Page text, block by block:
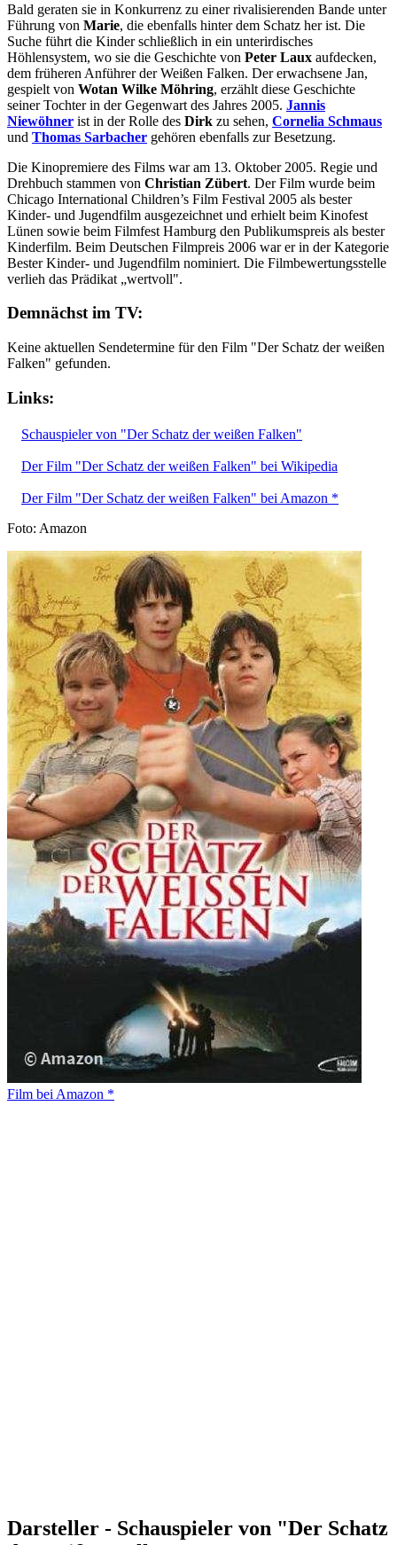
Bald geraten sie in Konkurrenz zu einer rivalisierenden Bande unter
Führung von Marie, die ebenfalls hinter dem Schatz her ist. Die
Suche führt die Kinder schließlich in ein unterirdisches
Höhlensystem, wo sie die Geschichte von Peter Laux aufdecken,
dem früheren Anführer der Weißen Falken. Der erwachsene Jan,
gespielt von Wotan Wilke Möhring, erzählt diese Geschichte
seiner Tochter in der Gegenwart des Jahres 2005. Jannis
Niewöhner ist in der Rolle des Dirk zu sehen, Cornelia Schmaus
und Thomas Sarbacher gehören ebenfalls zur Besetzung.
Die Kinopremiere des Films war am 13. Oktober 2005. Regie und
Drehbuch stammen von Christian Zübert. Der Film wurde beim
Chicago International Children’s Film Festival 2005 als bester
Kinder- und Jugendfilm ausgezeichnet und erhielt beim Kinofest
Lünen sowie beim Filmfest Hamburg den Publikumspreis als bester
Kinderfilm. Beim Deutschen Filmpreis 2006 war er in der Kategorie
Bester Kinder- und Jugendfilm nominiert. Die Filmbewertungsstelle
verlieh das Prädikat „wertvoll".
Demnächst im TV:
Keine aktuellen Sendetermine für den Film "Der Schatz der weißen
Falken" gefunden.
Links:
Schauspieler von "Der Schatz der weißen Falken"
Der Film "Der Schatz der weißen Falken" bei Wikipedia
Der Film "Der Schatz der weißen Falken" bei Amazon *
Foto: Amazon
Film bei Amazon *
Darsteller - Schauspieler von "Der Schatz